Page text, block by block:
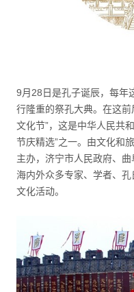
9月28日是孔子诞辰，每
行隆重的祭孔大典。在这
文化节”，这是中华人民共
节庆精选”之一。由文化和
主办，济宁市人民政府、
海内外众多专家、学者、
文化活动。